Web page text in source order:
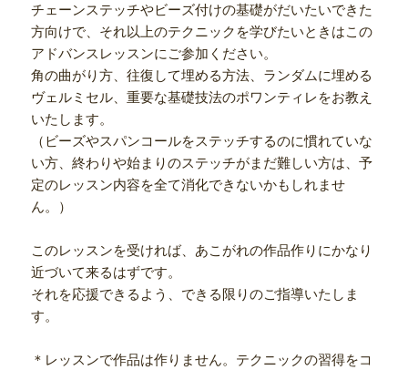
チェーンステッチやビーズ付けの基礎がだいたいできた
方向けで、それ以上のテクニックを学びたいときはこの
アドバンスレッスンにご参加ください。
角の曲がり方、往復して埋める方法、ランダムに埋める
ヴェルミセル、重要な基礎技法のポワンティレをお教え
いたします。
（ビーズやスパンコールをステッチするのに慣れていな
い方、終わりや始まりのステッチがまだ難しい方は、予
定のレッスン内容を全て消化できないかもしれませ
ん。）
このレッスンを受ければ、あこがれの作品作りにかなり
近づいて来るはずです。
それを応援できるよう、できる限りのご指導いたしま
す。
＊レッスンで作品は作りません。テクニックの習得をコ